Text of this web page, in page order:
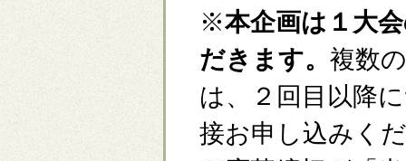
※本企画は１大
だきます。 複数
は、２回目以降
接お申し込みく